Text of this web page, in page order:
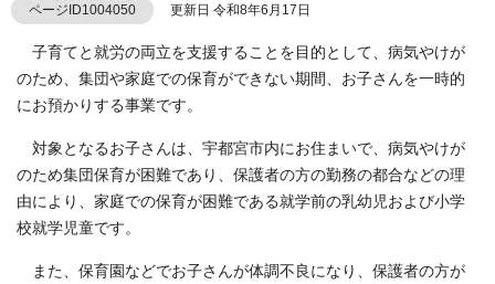
ページID1004050 更新日 令和8年6月17日
子育てと就労の両立を支援することを目的として、病気やけが
のため、集団や家庭での保育ができない期間、お子さんを一時的
にお預かりする事業です。
対象となるお子さんは、宇都宮市内にお住まいで、病気やけが
のため集団保育が困難であり、保護者の方の勤務の都合などの理
由により、家庭での保育が困難である就学前の乳幼児および小学
校就学児童です。
また、保育園などでお子さんが体調不良になり、保護者の方が